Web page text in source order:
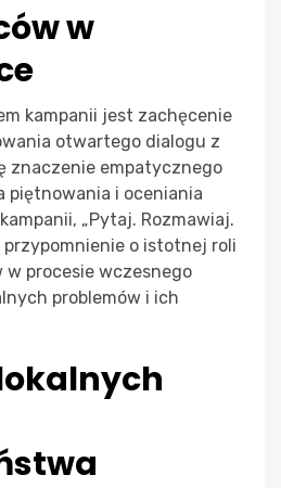
w
kampanii jest zachęcenie
otwartego dialogu z
znaczenie empatycznego
piętnowania i oceniania
„Pytaj. Rozmawiaj.
przypomnienie o istotnej roli
w procesie wczesnego
problemów i ich